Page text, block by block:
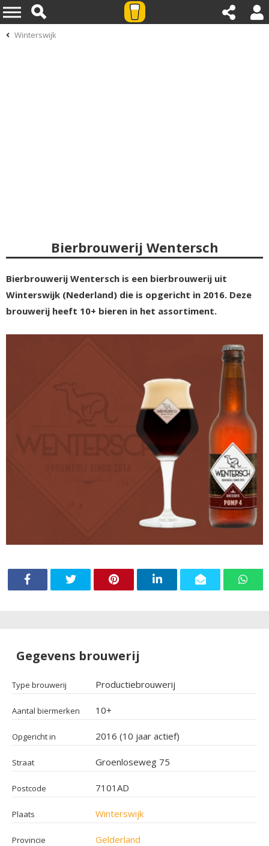
Winterswijk
Bierbrouwerij Wentersch
Bierbrouwerij Wentersch is een bierbrouwerij uit
Winterswijk (Nederland) die is opgericht in 2016. Deze
brouwerij heeft 10+ bieren in het assortiment.
Gegevens brouwerij
Type brouwerij Productiebrouwerij
Aantal biermerken 10+
Opgericht in 2016 (10 jaar actief)
Straat Groenloseweg 75
Postcode 7101AD
Plaats Winterswijk
Provincie Gelderland